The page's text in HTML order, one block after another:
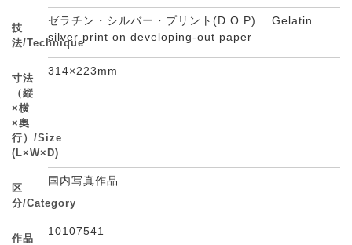
技
法/Technique
ゼラチン・シルバー・プリント(D.O.P) Gelatin
silver print on developing-out paper
寸法
（縦
×横
×奥
行）/Size
(L×W×D)
314×223mm
区
分/Category
国内写真作品
作品
10107541